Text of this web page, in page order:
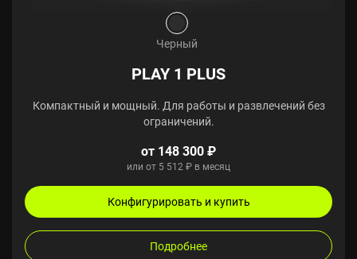
Черный
PLAY 1 PLUS
Компактный и мощный. Для работы и развлечений без
ограничений.
от 148 300 ₽
или от 5 512 ₽ в месяц
Конфигурировать и купить
Подробнее